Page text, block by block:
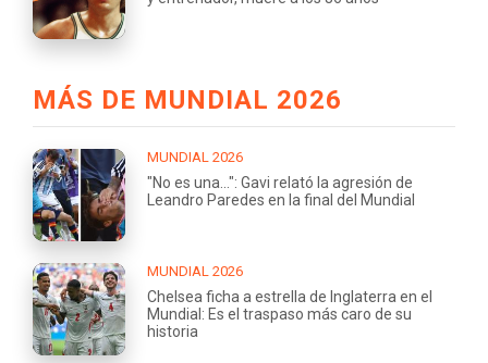
MÁS DE MUNDIAL 2026
MUNDIAL 2026
"No es una...": Gavi relató la agresión de
Leandro Paredes en la final del Mundial
MUNDIAL 2026
Chelsea ficha a estrella de Inglaterra en el
Mundial: Es el traspaso más caro de su
historia